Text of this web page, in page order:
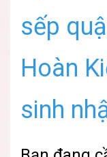
sếp
Hoàn
sinh